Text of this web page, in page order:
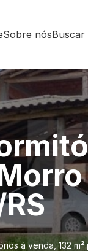
Sobre nósBuscar
à venda, 132